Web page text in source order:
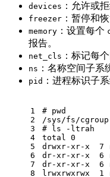
devices ：允许或
freezer ：暂停和
memory ：设置每个
报告。
net_cls ：标记每
ns ：名称空间子系
pid ：进程标识子系
1
2
3
4
5
6
7
8
# pwd
/sys/fs/cgroup
#
ls -ltrah
total 0
drwxr-xr-x  7
dr-xr-xr-x  6
dr-xr-xr-x  6
lrwxrwxrwx